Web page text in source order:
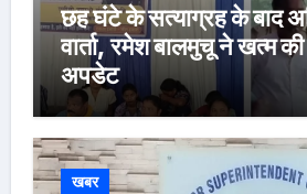
छह घंटे के सत्याग्रह के बाद
वार्ता, रमेश बालमुचू ने खत्म
अपडेट
खबर